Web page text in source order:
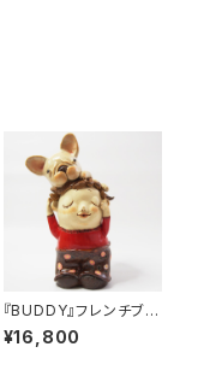
『BUDDY』フレンチブル
ドッグ置物
¥16,800